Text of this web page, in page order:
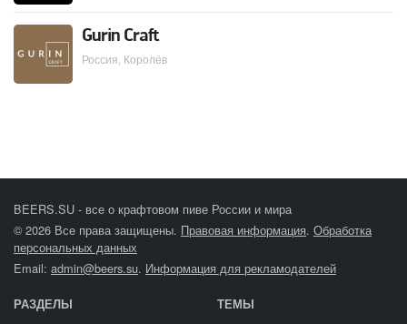
Gurin Craft
Россия, Королёв
BEERS.SU - все о крафтовом пиве России и мира
© 2026 Все права защищены. Правовая информация. Обработка
персональных данных
Email: admin@beers.su. Информация для рекламодателей
РАЗДЕЛЫ ТЕМЫ